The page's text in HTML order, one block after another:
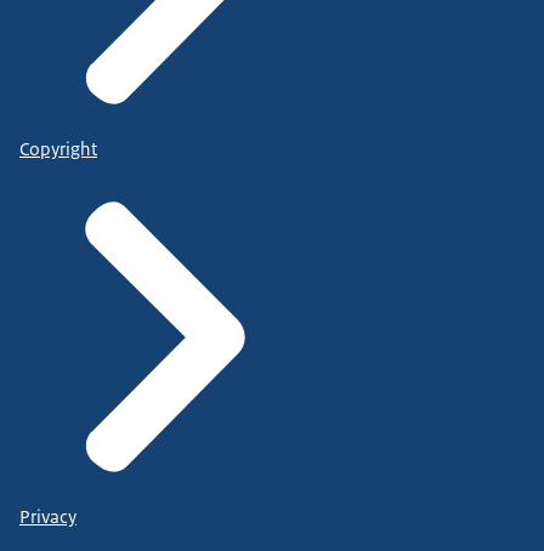
Copyright
Privacy